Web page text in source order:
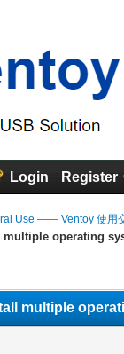
Login Register
Use —— Ventoy 使用
multiple operating
multiple